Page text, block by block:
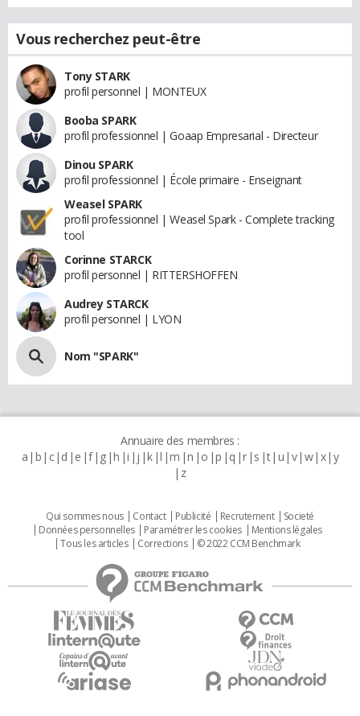
Vous recherchez peut-être
Tony STARK
profil personnel | MONTEUX
Booba SPARK
profil professionnel | Goaap Empresarial - Directeur
Dinou SPARK
profil professionnel | École primaire - Enseignant
Weasel SPARK
profil professionnel | Weasel Spark - Complete tracking
tool
Corinne STARCK
profil personnel | RITTERSHOFFEN
Audrey STARCK
profil personnel | LYON
Nom "SPARK"
Annuaire des membres :
a b c d e f g h i j k l m n o p q r s t u v w x y
z
Qui sommes nous Contact Publicité Recrutement
Societé
Données personnelles
Paramétrer les cookies
Mentions légales
Tous les articles
Corrections © 2022 CCM Benchmark